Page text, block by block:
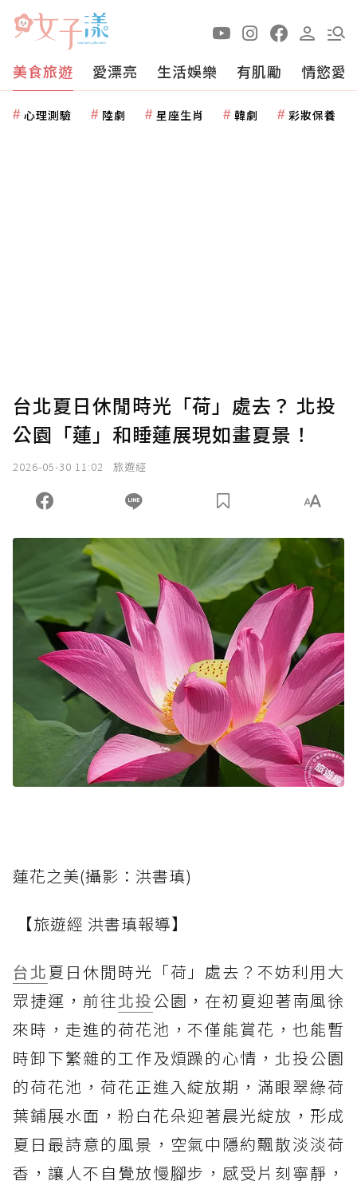
美食旅遊 愛漂亮 生活娛樂 有肌勵 情慾愛
心理測驗 陸劇 星座生肖 韓劇 彩妝保養
台北夏日休閒時光「荷」處去？ 北投
公園「蓮」和睡蓮展現如畫夏景！
2026-05-30 11:02 旅遊經
蓮花之美(攝影：洪書瑱)
【旅遊經 洪書瑱報導】
台北夏日休閒時光「荷」處去？不妨利用大
眾捷運，前往北投公園，在初夏迎著南風徐
來時，走進的荷花池，不僅能賞花，也能暫
時卸下繁雜的工作及煩躁的心情，北投公園
的荷花池，荷花正進入綻放期，滿眼翠綠荷
葉鋪展水面，粉白花朵迎著晨光綻放，形成
夏日最詩意的風景，空氣中隱約飄散淡淡荷
香，讓人不自覺放慢腳步，感受片刻寧靜，